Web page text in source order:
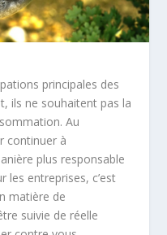
principales des
ils ne souhaitent pas la
Au
continuer à
plus responsable
les entreprises, c’est
matière de
suivie de réelle